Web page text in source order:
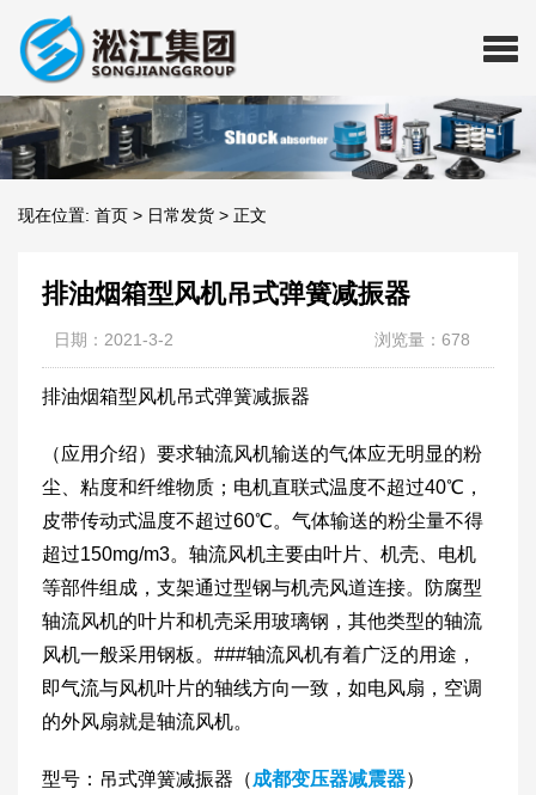
现在位置: 首页 > 日常发货 > 正文
排油烟箱型风机吊式弹簧减振器
日期：2021-3-2 浏览量：678
排油烟箱型风机吊式弹簧减振器
（应用介绍）要求轴流风机输送的气体应无明显的粉
尘、粘度和纤维物质；电机直联式温度不超过40℃，
皮带传动式温度不超过60℃。气体输送的粉尘量不得
超过150mg/m3。轴流风机主要由叶片、机壳、电机
等部件组成，支架通过型钢与机壳风道连接。防腐型
轴流风机的叶片和机壳采用玻璃钢，其他类型的轴流
风机一般采用钢板。###轴流风机有着广泛的用途，
即气流与风机叶片的轴线方向一致，如电风扇，空调
的外风扇就是轴流风机。
型号：吊式弹簧减振器（成都变压器减震器）